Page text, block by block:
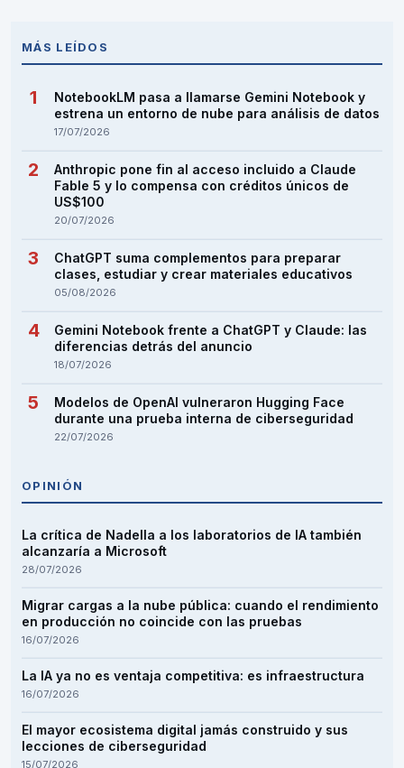
MÁS LEÍDOS
NotebookLM pasa a llamarse Gemini Notebook y
estrena un entorno de nube para análisis de datos
17/07/2026
Anthropic pone fin al acceso incluido a Claude
Fable 5 y lo compensa con créditos únicos de
US$100
20/07/2026
ChatGPT suma complementos para preparar
clases, estudiar y crear materiales educativos
05/08/2026
Gemini Notebook frente a ChatGPT y Claude: las
diferencias detrás del anuncio
18/07/2026
Modelos de OpenAI vulneraron Hugging Face
durante una prueba interna de ciberseguridad
22/07/2026
OPINIÓN
La crítica de Nadella a los laboratorios de IA también
alcanzaría a Microsoft
28/07/2026
Migrar cargas a la nube pública: cuando el rendimiento
en producción no coincide con las pruebas
16/07/2026
La IA ya no es ventaja competitiva: es infraestructura
16/07/2026
El mayor ecosistema digital jamás construido y sus
lecciones de ciberseguridad
15/07/2026